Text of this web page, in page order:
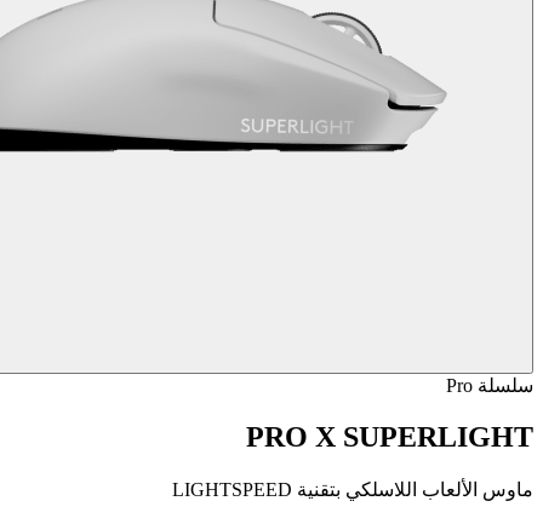
سلسلة Pro
PRO X SUPERLIGHT
ماوس الألعاب اللاسلكي بتقنية LIGHTSPEED